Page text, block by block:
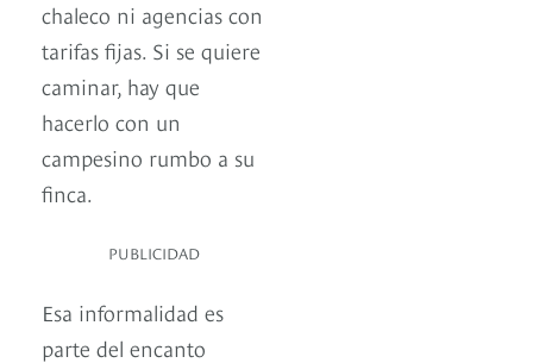
chaleco ni agencias con
tarifas fijas. Si se quiere
caminar, hay que
hacerlo con un
campesino rumbo a su
finca.
PUBLICIDAD
Esa informalidad es
parte del encanto